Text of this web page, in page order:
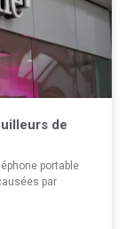
de
portable
par